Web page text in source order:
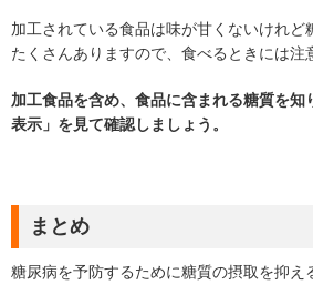
加工されている食品は味が甘くないけれど
たくさんありますので、食べるときには注
加工食品を含め、食品に含まれる糖質を知
表示」を見て確認しましょう。
まとめ
糖尿病を予防するために糖質の摂取を抑え